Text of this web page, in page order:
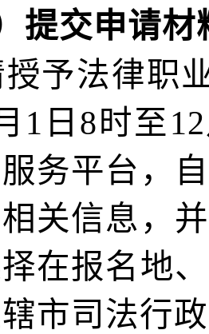
提交申请材
授予法律职
1日8时至
务平台，
关信息，
在报名地
市司法行